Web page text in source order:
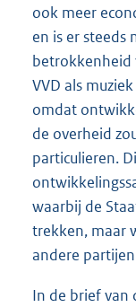
ook meer
en is er steeds
betrokkenheid
VVD als
omdat
de overheid
particulieren.
waarbij de
trekken, maar
andere
In de brief van